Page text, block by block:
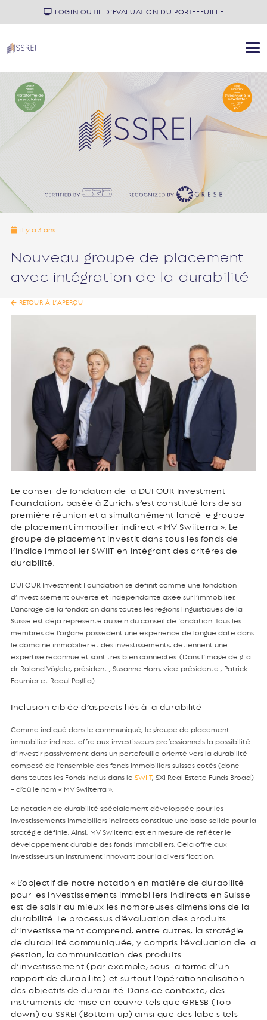
LOGIN OUTIL D’EVALUATION DU PORTEFEUILLE
il y a 3 ans
Nouveau groupe de placement
avec intégration de la durabilité
RETOUR À L’APERÇU
Le conseil de fondation de la DUFOUR Investment
Foundation, basée à Zurich, s’est constitué lors de sa
première réunion et a simultanément lancé le groupe
de placement immobilier indirect « MV Swiiterra ». Le
groupe de placement investit dans tous les fonds de
l’indice immobilier SWIIT en intégrant des critères de
durabilité.
DUFOUR Investment Foundation se définit comme une fondation
d’investissement ouverte et indépendante axée sur l’immobilier.
L’ancrage de la fondation dans toutes les régions linguistiques de la
Suisse est déjà représenté au sein du conseil de fondation. Tous les
membres de l’organe possèdent une expérience de longue date dans
le domaine immobilier et des investissements, détiennent une
expertise reconnue et sont très bien connectés. (Dans l’image de g. à
dr. Roland Vögele, président ; Susanne Horn, vice-présidente ; Patrick
Fournier et Raoul Paglia).
Inclusion ciblée d’aspects liés à la durabilité
Comme indiqué dans le communiqué, le groupe de placement
immobilier indirect offre aux investisseurs professionnels la possibilité
d’investir passivement dans un portefeuille orienté vers la durabilité
composé de l’ensemble des fonds immobiliers suisses cotés (donc
dans toutes les Fonds inclus dans le SWIIT, SXI Real Estate Funds Broad)
– d’où le nom « MV Swiiterra ».
La notation de durabilité spécialement développée pour les
investissements immobiliers indirects constitue une base solide pour la
stratégie définie. Ainsi, MV Swiiterra est en mesure de refléter le
développement durable des fonds immobiliers. Cela offre aux
investisseurs un instrument innovant pour la diversification.
« L’objectif de notre notation en matière de durabilité
pour les investissements immobiliers indirects en Suisse
est de saisir au mieux les nombreuses dimensions de la
durabilité. Le processus d’évaluation des produits
d’investissement comprend, entre autres, la stratégie
de durabilité communiquée, y compris l’évaluation de la
gestion, la communication des produits
d’investissement (par exemple, sous la forme d’un
rapport de durabilité) et surtout l’opérationnalisation
des objectifs de durabilité. Dans ce contexte, des
instruments de mise en œuvre tels que GRESB (Top-
down) ou SSREI (Bottom-up) ainsi que des labels tels